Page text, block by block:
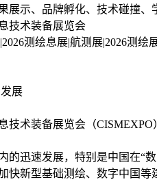
展示、品牌孵化、技术碰撞、
技术装备展览会
测绘息展|航测展|2026测绘
展
技术装备展览会（
的迅速发展，特别是中国在“
快新型基础测绘、数字中国